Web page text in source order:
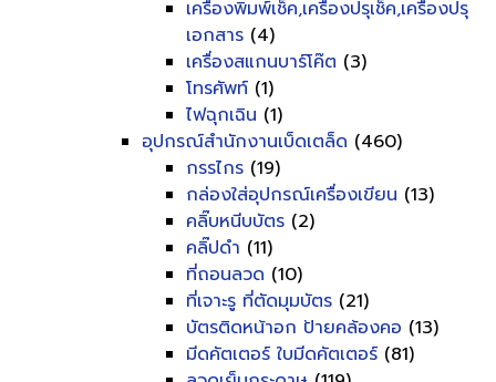
เครื่องพิมพ์เช็ค,เครื่องปรุเช็ค,เครื่องปรุ
เอกสาร (4)
เครื่องสแกนบาร์โค๊ต (3)
โทรศัพท์ (1)
ไฟฉุกเฉิน (1)
อุปกรณ์สำนักงานเบ็ดเตล็ด (460)
กรรไกร (19)
กล่องใส่อุปกรณ์เครื่องเขียน (13)
คลิ๊บหนีบบัตร (2)
คลิ๊ปดำ (11)
ที่ถอนลวด (10)
ที่เจาะรู ที่ตัดมุมบัตร (21)
บัตรติดหน้าอก ป้ายคล้องคอ (13)
มีดคัตเตอร์ ใบมีดคัตเตอร์ (81)